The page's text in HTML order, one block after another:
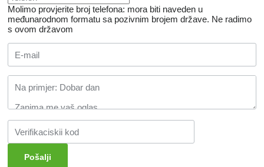
Molimo provjerite broj telefona: mora biti naveden u
međunarodnom formatu sa pozivnim brojem države. Ne radimo
s ovom državom